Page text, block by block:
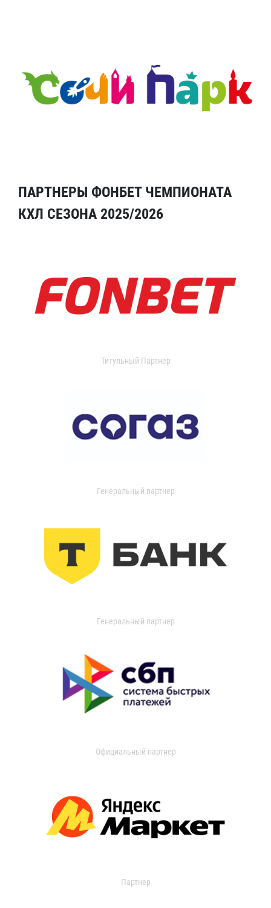
ПАРТНЕРЫ ФОНБЕТ ЧЕМПИОНАТА
КХЛ СЕЗОНА 2025/2026
Титульный Партнер
Генеральный партнер
Генеральный партнер
Официальный партнер
Партнер